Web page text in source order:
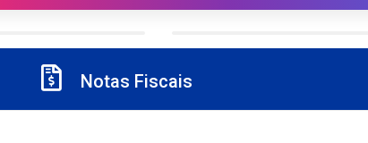
Notas Fiscais